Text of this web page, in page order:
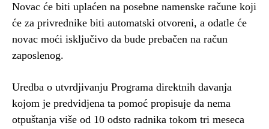
Novac će biti uplaćen na posebne namenske račune koji
će za privrednike biti automatski otvoreni, a odatle će
novac moći isključivo da bude prebačen na račun
zaposlenog.
Uredba o utvrdjivanju Programa direktnih davanja
kojom je predvidjena ta pomoć propisuje da nema
otpuštanja više od 10 odsto radnika tokom tri meseca